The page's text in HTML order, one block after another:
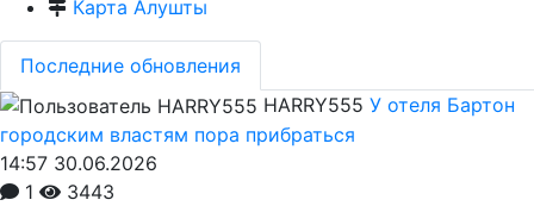
Карта Алушты
Последние обновления
HARRY555 У отеля Бартон
городским властям пора прибраться
14:57 30.06.2026
1
3443